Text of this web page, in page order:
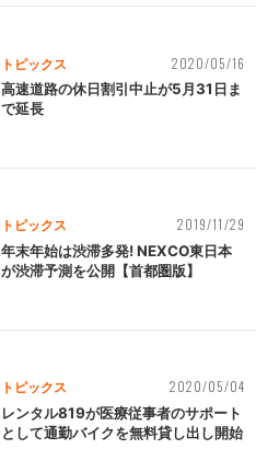
トピックス 2020/05/16
高速道路の休日割引中止が5月31日ま
で延長
トピックス 2019/11/29
年末年始は渋滞多発! NEXCO東日本
が渋滞予測を公開【首都圏版】
トピックス 2020/05/04
レンタル819が医療従事者のサポート
として通勤バイクを無料貸し出し開始